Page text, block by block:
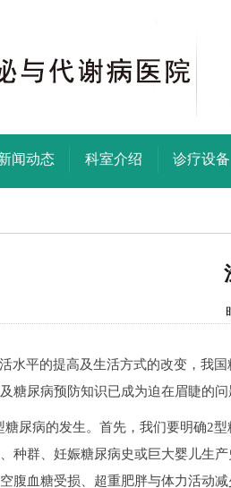
闻动态 科室介绍 诊疗设备
平的提高及生活方式的改变，我国
糖尿病预防知识已成为迫在眉睫的
病的发生。首先，我们要明确2型
种群、妊娠糖尿病史或巨大婴儿生
腹血糖受损、超重肥胖与体力活动